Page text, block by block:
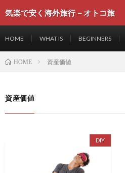
気楽で安く海外旅行－オトコ旅
HOME WHAT IS BEGINNERS
HOME 資産価値
資産価値
DIY